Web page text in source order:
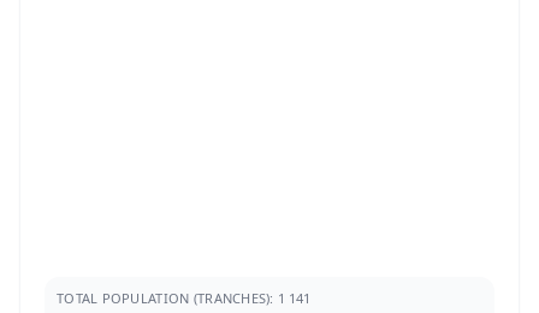
TOTAL POPULATION (TRANCHES): 1 141